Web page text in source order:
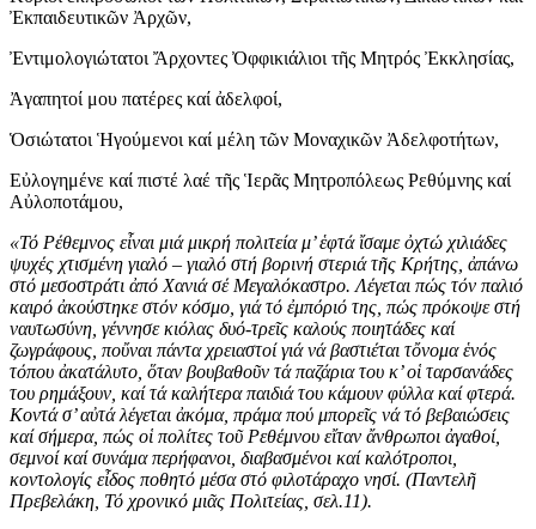
Ἐκπαιδευτικῶν Ἀρχῶν,
Ἐντιμολογιώτατοι Ἄρχοντες Ὀφφικιάλιοι τῆς Μητρός Ἐκκλησίας,
Ἀγαπητοί μου πατέρες καί ἀδελφοί,
Ὁσιώτατοι Ἡγούμενοι καί μέλη τῶν Μοναχικῶν Ἀδελφοτήτων,
Εὐλογημένε καί πιστέ λαέ τῆς Ἱερᾶς Μητροπόλεως Ρεθύμνης καί
Αὐλοποτάμου,
«Τό Ρέθεμνος εἶναι μιά μικρή πολιτεία μ’ ἑφτά ἴσαμε ὀχτώ χιλιάδες
ψυχές χτισμένη γιαλό – γιαλό στή βορινή στεριά τῆς Κρήτης, ἀπάνω
στό μεσοστράτι ἀπό Χανιά σέ Μεγαλόκαστρο. Λέγεται πώς τόν παλιό
καιρό ἀκούστηκε στόν κόσμο, γιά τό ἐμπόριό της, πώς πρόκοψε στή
ναυτωσύνη, γέννησε κιόλας δυό-τρεῖς καλούς ποιητάδες καί
ζωγράφους, ποὔναι πάντα χρειαστοί γιά νά βαστιέται τὄνομα ἑνός
τόπου ἀκατάλυτο, ὅταν βουβαθοῦν τά παζάρια του κ’ οἱ ταρσανάδες
του ρημάξουν, καί τά καλήτερα παιδιά του κάμουν φύλλα καί φτερά.
Κοντά σ’ αὐτά λέγεται ἀκόμα, πράμα πού μπορεῖς νά τό βεβαιώσεις
καί σήμερα, πώς οἱ πολίτες τοῦ Ρεθέμνου εἴταν ἄνθρωποι ἀγαθοί,
σεμνοί καί συνάμα περήφανοι, διαβασμένοι καί καλότροποι,
κοντολογίς εἶδος ποθητό μέσα στό φιλοτάραχο νησί. (Παντελῆ
Πρεβελάκη, Τό χρονικό μιᾶς Πολιτείας, σελ.11).